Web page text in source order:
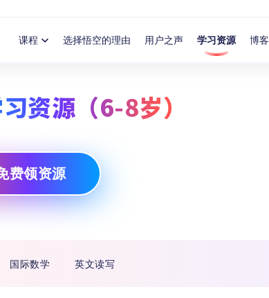
课程 选择悟空的理由 用户之声 学习资源 博客
资源（6-8岁）
费领资源
国际数学 英文读写